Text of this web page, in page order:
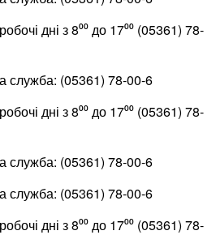
дні з 8⁰⁰ до 17⁰⁰ (05361) 78-
служба: (05361) 78-00-6
дні з 8⁰⁰ до 17⁰⁰ (05361) 78-
служба: (05361) 78-00-6
служба: (05361) 78-00-6
дні з 8⁰⁰ до 17⁰⁰ (05361) 78-